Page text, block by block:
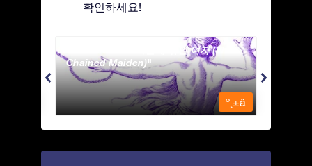
확인하세요!
Andromeda - 사슬에 묶인 여자 (The
Chained Maiden)
º¸±â